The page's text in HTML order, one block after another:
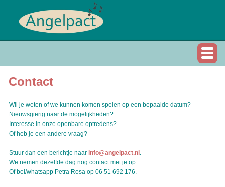
Contact
Wil je weten of we kunnen komen spelen op een bepaalde datum?
Nieuwsgierig naar de mogelijkheden?
Interesse in onze openbare optredens?
Of heb je een andere vraag?
Stuur dan een berichtje naar info@angelpact.nl .
We nemen dezelfde dag nog contact met je op.
Of bel/whatsapp Petra Rosa op 06 51 692 176.